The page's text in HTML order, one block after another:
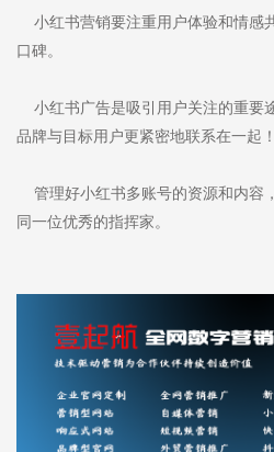
小红书营销要注重用户体验和情感
口碑。
小红书广告是吸引用户关注的重要
品牌与目标用户更紧密地联系在一起！
管理好小红书多账号的资源和内容
同一位优秀的指挥家。